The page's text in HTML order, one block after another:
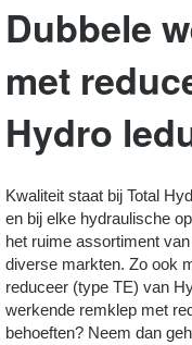
Dubbele
met
Hydro
Kwaliteit staat bij Total
en bij elke hydraulische
het ruime assortiment
diverse markten. Zo ook
reduceer (type TE) van
werkende remklep met
behoeften? Neem dan